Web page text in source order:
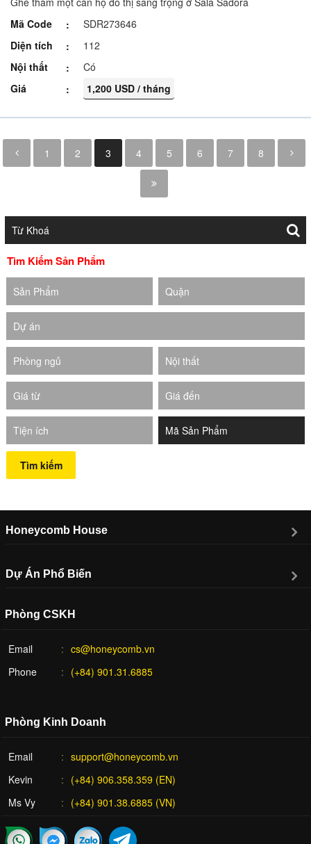
Mã Code
SDR273646
Diện tích
112
Nội thất
Có
Giá
1,200 USD / tháng
1 2 3 4 5 6 7 8
Tìm Kiếm Sản Phẩm
Sản Phẩm Quận
Dự án
Phòng ngủ Nội thất
Giá từ Giá đến
Tiện ích
Tìm kiếm
Honeycomb House
Dự Án Phổ Biến
Phòng CSKH
Email
cs@honeycomb.vn
Phone
(+84) 901.31.6885
Phòng Kinh Doanh
Email
support@honeycomb.vn
Kevin
(+84) 906.358.359 (EN)
Ms Vy
(+84) 901.38.6885 (VN)